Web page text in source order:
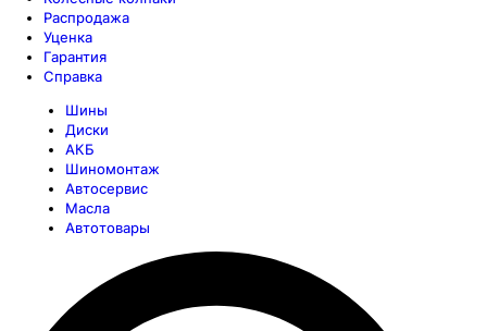
Распродажа
Уценка
Гарантия
Справка
Шины
Диски
АКБ
Шиномонтаж
Автосервис
Масла
Автотовары